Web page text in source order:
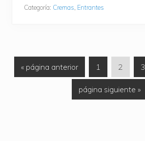
Categoría: Cremas, Entrantes
« I
r
página anterior
r
a
1
I
r
a
2
I
r
a
3
I
r
página siguiente »